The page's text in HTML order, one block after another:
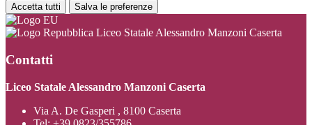
Accetta tutti Salva le preferenze
Liceo Statale Alessandro Manzoni Caserta
Contatti
Liceo Statale Alessandro Manzoni Caserta
Via A. De Gasperi , 8100 Caserta